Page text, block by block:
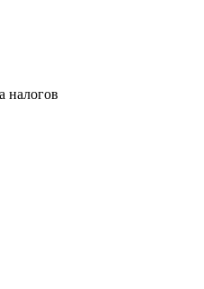
налогов